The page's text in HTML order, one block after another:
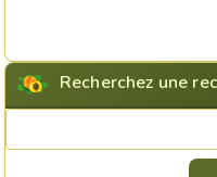
Recherchez une